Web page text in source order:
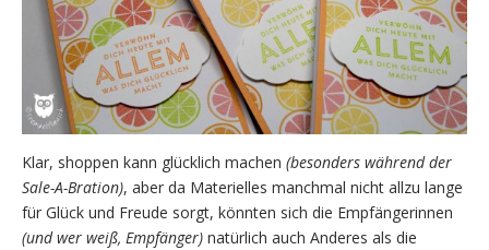
Klar, shoppen kann glücklich machen (besonders während der
Sale-A-Bration), aber da Materielles manchmal nicht allzu lange
für Glück und Freude sorgt, könnten sich die Empfängerinnen
(und wer weiß, Empfänger) natürlich auch Anderes als die